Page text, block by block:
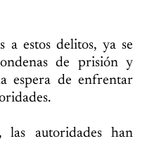
a estos delitos, ya se
de prisión y
espera de enfrentar
autoridades han